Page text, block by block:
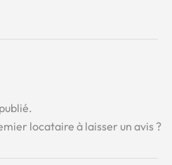
locataire à laisser un avis ?